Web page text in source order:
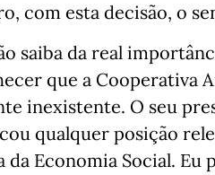
com esta decisão, o
saiba da real
que a Cooperativa
inexistente. O seu
qualquer posição
da Economia Social. Eu